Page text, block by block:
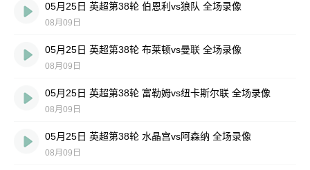
05月25日 英超第38轮 伯恩利vs狼队 全场录像
08月09日
05月25日 英超第38轮 布莱顿vs曼联 全场录像
08月09日
05月25日 英超第38轮 富勒姆vs纽卡斯尔联 全场录像
08月09日
05月25日 英超第38轮 水晶宫vs阿森纳 全场录像
08月09日